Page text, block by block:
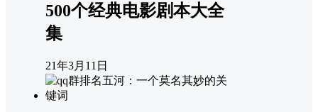
500个经典电影剧本大全
集
21年3月11日